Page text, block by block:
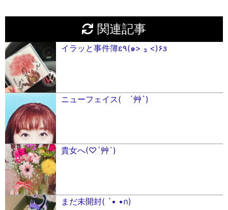
関連記事
イラッと事件簿ε٩(๑> ₃ <)۶з
ニューフェイス( ´艸`)
貴女へ(♡´艸`)
まだ未開封( ´• •ก)